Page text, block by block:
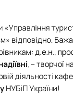
«Управління
відповідно.
д.е.н.,
, – творчої
діяльності
НУБіП України!